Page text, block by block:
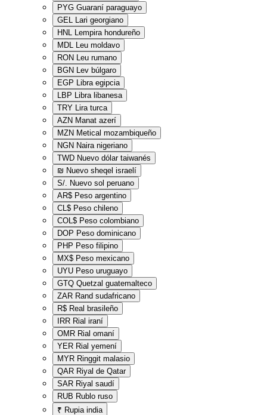
PYG Guaraní paraguayo
GEL Lari georgiano
HNL Lempira hondureño
MDL Leu moldavo
RON Leu rumano
BGN Lev búlgaro
EGP Libra egipcia
LBP Libra libanesa
TRY Lira turca
AZN Manat azerí
MZN Metical mozambiqueño
NGN Naira nigeriano
TWD Nuevo dólar taiwanés
₪ Nuevo sheqel israelí
S/. Nuevo sol peruano
AR$ Peso argentino
CL$ Peso chileno
COL$ Peso colombiano
DOP Peso dominicano
PHP Peso filipino
MX$ Peso mexicano
UYU Peso uruguayo
GTQ Quetzal guatemalteco
ZAR Rand sudafricano
R$ Real brasileño
IRR Rial iraní
OMR Rial omaní
YER Rial yemení
MYR Ringgit malasio
QAR Riyal de Qatar
SAR Riyal saudí
RUB Rublo ruso
₹ Rupia india